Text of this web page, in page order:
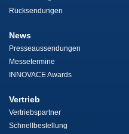
Rücksendungen
News
Presseaussendungen
Messetermine
INNOVACE Awards
Vertrieb
Vertriebspartner
Schnellbestellung